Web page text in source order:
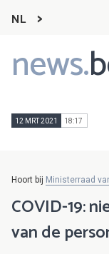
NL
news.
Main
navigation
12 MRT 2021 18:17
Hoort bij Ministerraad
COVID-19:
van de